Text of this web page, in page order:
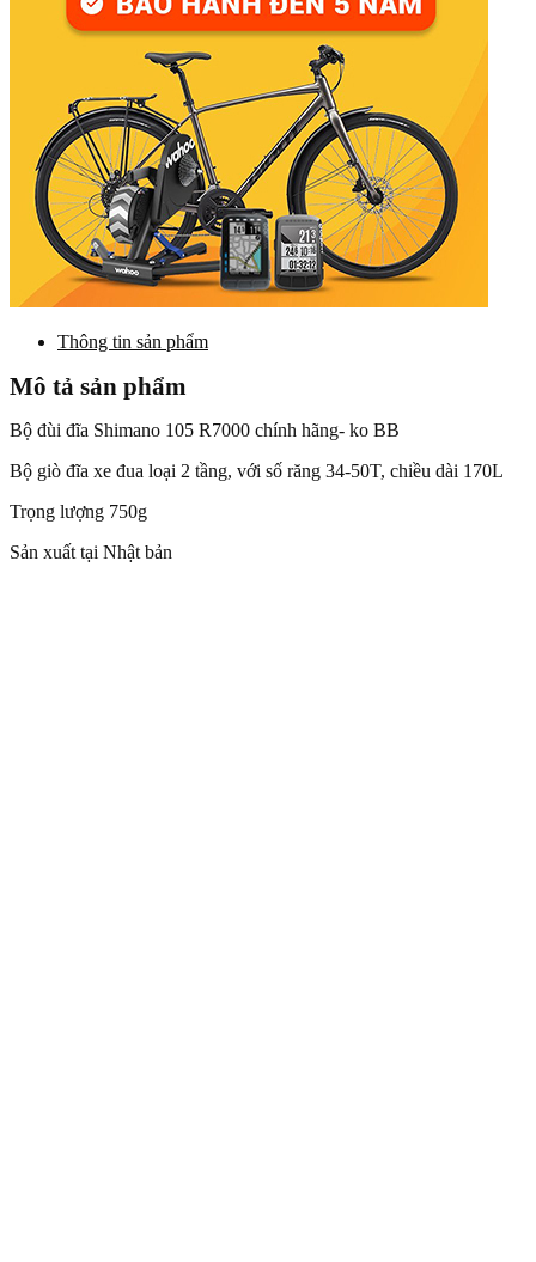
Thông tin sản phẩm
Mô tả sản phẩm
Bộ đùi đĩa Shimano 105 R7000 chính hãng- ko BB
Bộ giò đĩa xe đua loại 2 tầng, với số răng 34-50T, chiều dài 170L
Trọng lượng 750g
Sản xuất tại Nhật bản